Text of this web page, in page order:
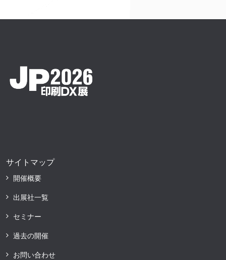
サイトマップ
開催概要
出展社一覧
セミナー
過去の開催
お問い合わせ